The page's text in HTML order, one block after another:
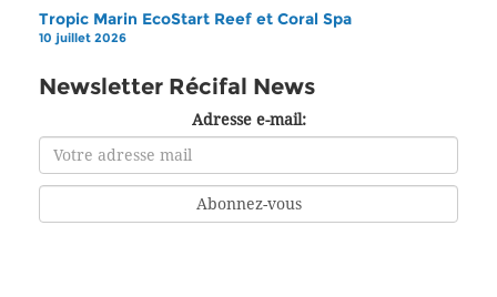
Tropic Marin EcoStart Reef et Coral Spa
10 juillet 2026
Newsletter Récifal News
Adresse e-mail: